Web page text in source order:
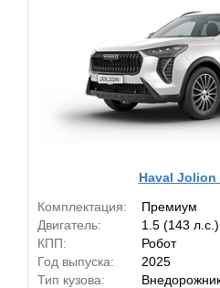
Haval Jolion
Комплектация:
Премиум
Двигатель:
1.5 (143
КПП:
Робот
Год выпуска:
2025
Тип кузова: